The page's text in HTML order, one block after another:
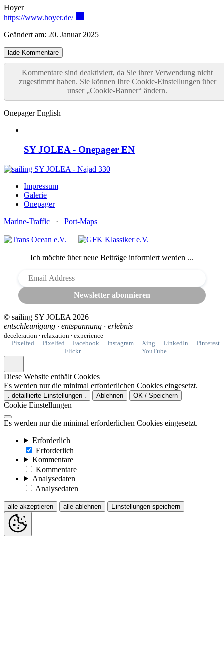
Hoyer
https://www.hoyer.de/
Geändert am: 20. Januar 2025
lade Kommentare
Kommentare sind deaktiviert, da Sie ihrer Verwendung nicht
zugestimmt haben. Sie können Ihre Cookie-Einstellungen über
unser „Cookie-Banner“ ändern.
Onepager English
SY JOLEA - Onepager EN
Impressum
Galerie
Onepager
Marine-Traffic · Port-Maps
© sailing SY JOLEA 2026
entschleunigung ∙ entspannung ∙ erlebnis
deceleration ∙ relaxation ∙ experience
Pixelfed Pixelfed Facebook Instagram Xing LinkedIn
Pinterest
Flickr
YouTube
Diese Website enthält Cookies
Es werden nur die minimal erforderlichen Cookies eingesetzt.
. detaillierte Einstellungen . Ablehnen OK / Speichern
Cookie Einstellungen
Es werden nur die minimal erforderlichen Cookies eingesetzt.
Erforderlich
Erforderlich
Kommentare
Kommentare
Analysedaten
Analysedaten
alle akzeptieren alle ablehnen Einstellungen speichern